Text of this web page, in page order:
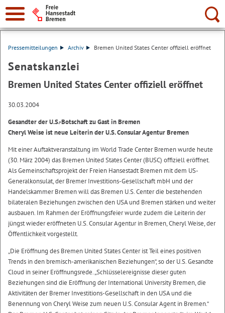
Suche:
Pressemitteilungen Archiv Bremen United States Center offiziell eröffnet
Senatskanzlei
Bremen United States Center offiziell eröffnet
30.03.2004
Gesandter der U.S.-Botschaft zu Gast in Bremen
Cheryl Weise ist neue Leiterin der U.S. Consular Agentur Bremen
Mit einer Auftaktveranstaltung im World Trade Center Bremen wurde heute
(30. März 2004) das Bremen United States Center (BUSC) offiziell eröffnet.
Als Gemeinschaftsprojekt der Freien Hansestadt Bremen mit dem US-
Generalkonsulat, der Bremer Investitions-Gesellschaft mbH und der
Handelskammer Bremen will das Bremen U.S. Center die bestehenden
bilateralen Beziehungen zwischen den USA und Bremen stärken und weiter
ausbauen. Im Rahmen der Eröffnungsfeier wurde zudem die Leiterin der
jüngst wieder eröffneten U.S. Consular Agentur in Bremen, Cheryl Weise, der
Öffentlichkeit vorgestellt.
„Die Eröffnung des Bremen United States Center ist Teil eines positiven
Trends in den bremisch-amerikanischen Beziehungen“, so der U.S. Gesandte
Cloud in seiner Eröffnungsrede. „Schlüsselereignisse dieser guten
Beziehungen sind die Eröffnung der International University Bremen, die
Aktivitäten der Bremer Investitions-Gesellschaft in den USA und die
Benennung von Cheryl Weise zum neuen U.S. Consular Agent in Bremen.“